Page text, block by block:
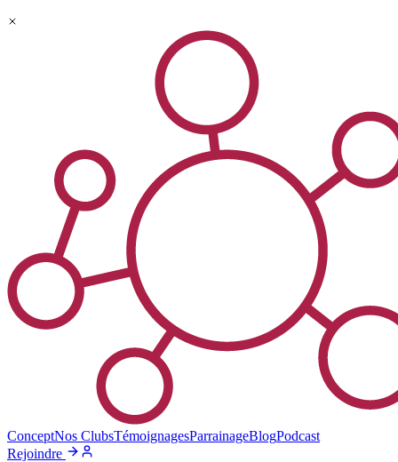
ConceptNos ClubsTémoignagesParrainageBlogPodcast
Rejoindre